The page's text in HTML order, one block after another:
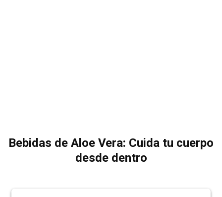
Bebidas de Aloe Vera: Cuida tu cuerpo
desde dentro